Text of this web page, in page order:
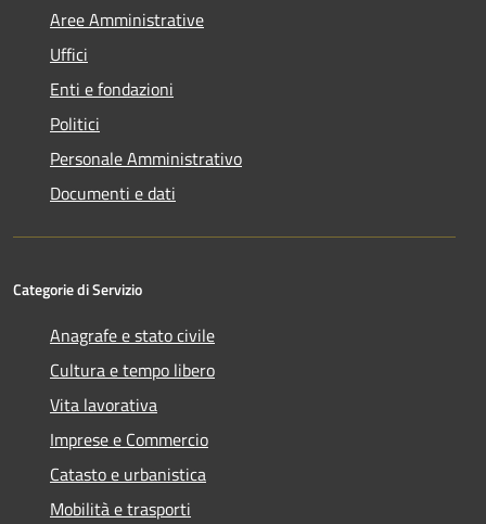
Aree Amministrative
Uffici
Enti e fondazioni
Politici
Personale Amministrativo
Documenti e dati
Categorie di Servizio
Anagrafe e stato civile
Cultura e tempo libero
Vita lavorativa
Imprese e Commercio
Catasto e urbanistica
Mobilità e trasporti